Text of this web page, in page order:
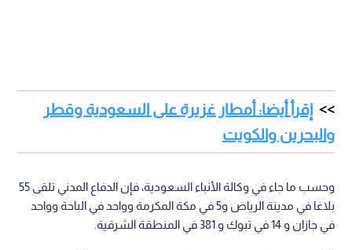
إقرأ أيضا: أمطار غزيرة على السعودية وقطر
والبحرين والكويت
وحسب ما جاء في وكالة الأنباء السعودية، فإن الدفاع المدني تلقى 55
بلاغا في مدينة الرياض و5 في مكة المكرمة وواحد في الباحة وواحد
في جازان و 14 في تبوك و 381 في المنطقة الشرقية.